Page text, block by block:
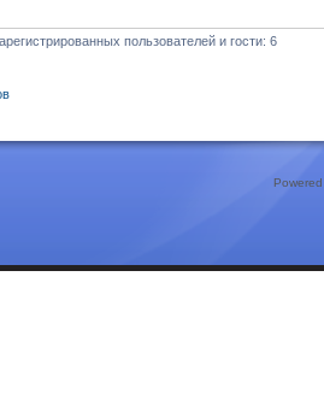
пользователей и гости: 6